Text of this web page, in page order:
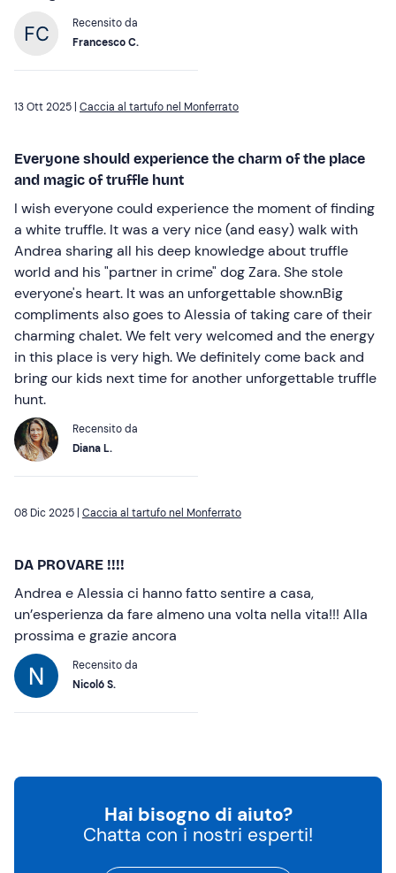
Recensito da
Francesco C.
13 Ott 2025 | Caccia al tartufo nel Monferrato
Everyone should experience the charm of the place
and magic of truffle hunt
I wish everyone could experience the moment of finding
a white truffle. It was a very nice (and easy) walk with
Andrea sharing all his deep knowledge about truffle
world and his "partner in crime" dog Zara. She stole
everyone's heart. It was an unforgettable show.nBig
compliments also goes to Alessia of taking care of their
charming chalet. We felt very welcomed and the energy
in this place is very high. We definitely come back and
bring our kids next time for another unforgettable truffle
hunt.
Recensito da
Diana L.
08 Dic 2025 | Caccia al tartufo nel Monferrato
DA PROVARE !!!!
Andrea e Alessia ci hanno fatto sentire a casa,
un’esperienza da fare almeno una volta nella vita!!! Alla
prossima e grazie ancora
Recensito da
Nicoló S.
Hai bisogno di aiuto?
Chatta con i nostri esperti!